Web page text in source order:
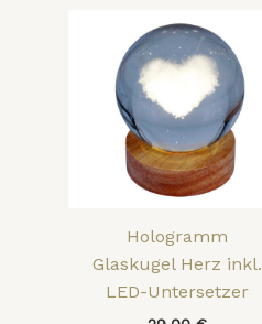
Hologramm
Glaskugel Herz inkl.
LED-Untersetzer